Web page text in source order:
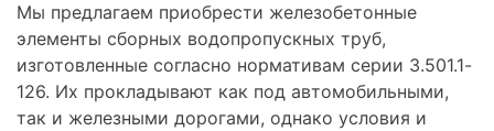
Мы предлагаем приобрести железобетонные
элементы сборных водопропускных труб,
изготовленные согласно нормативам серии 3.501.1-
126. Их прокладывают как под автомобильными,
так и железными дорогами, однако условия и